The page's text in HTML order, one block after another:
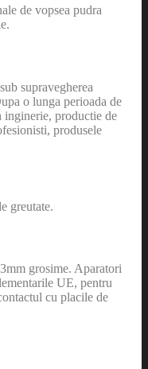
de vopsea pudra
supravegherea
o lunga perioada de
inginerie, productie de
produsele
greutate.
grosime. Aparatori
UE, pentru
cu placile de